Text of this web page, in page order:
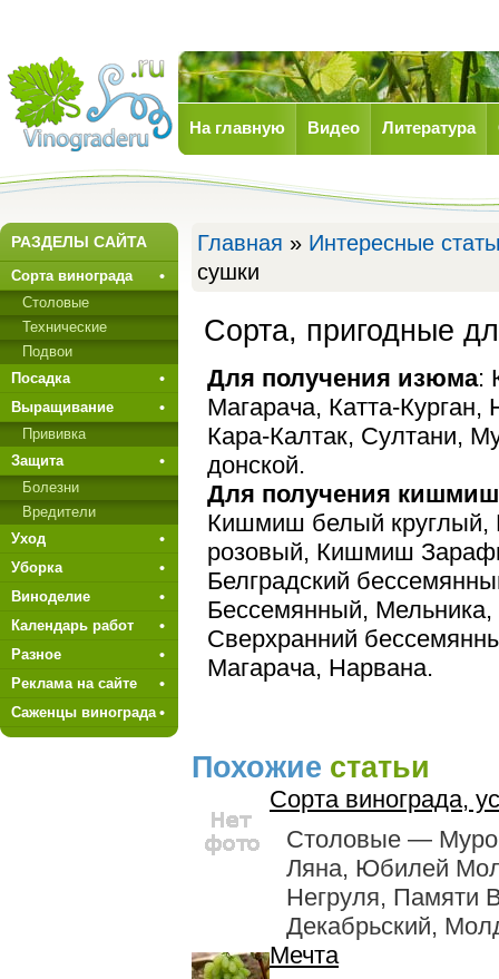
Виноград
На главную Видео Литература
Главная » Интересные
сушки
Сорта, пригодные
Для получения изюма:
Магарача, Катта-
Кара-Калтак, Султани,
донской.
Для получения
Кишмиш белый
розовый, Кишмиш
Белградский
Бессемянный,
Сверхранний
Магарача, Нарвана.
Похожие статьи
Сорта винограда,
Столовые —
Ляна, Юбилей
Негруля, Памяти
Декабрьский,
Мечта
РАЗДЕЛЫ САЙТА
Сорта винограда
Столовые
Технические
Подвои
Посадка
Выращивание
Прививкa
Защита
Болезни
Вредители
Уход
Уборка
Виноделие
Календарь работ
Разное
Реклама на сайте
Саженцы винограда